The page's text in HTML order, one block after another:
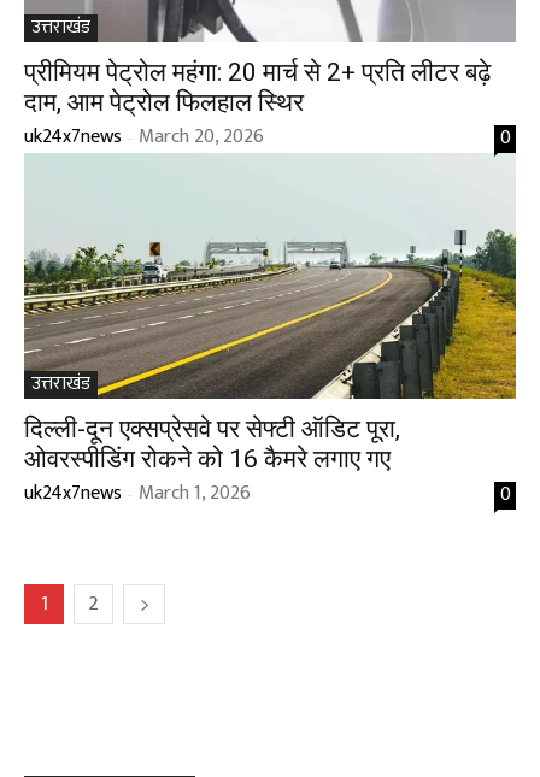
उत्तराखंड
प्रीमियम पेट्रोल महंगा: 20 मार्च से ₹2+ प्रति लीटर बढ़े
दाम, आम पेट्रोल फिलहाल स्थिर
uk24x7news - March 20, 2026 0
उत्तराखंड
दिल्ली-दून एक्सप्रेसवे पर सेफ्टी ऑडिट पूरा,
ओवरस्पीडिंग रोकने को 16 कैमरे लगाए गए
uk24x7news - March 1, 2026 0
1 2